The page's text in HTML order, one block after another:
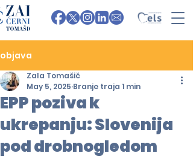
objava
EPP poziva k
ukrepanju: Slovenija
pod drobnogledom
Zala Tomašič
May 5, 2025 Branje traja 1 min